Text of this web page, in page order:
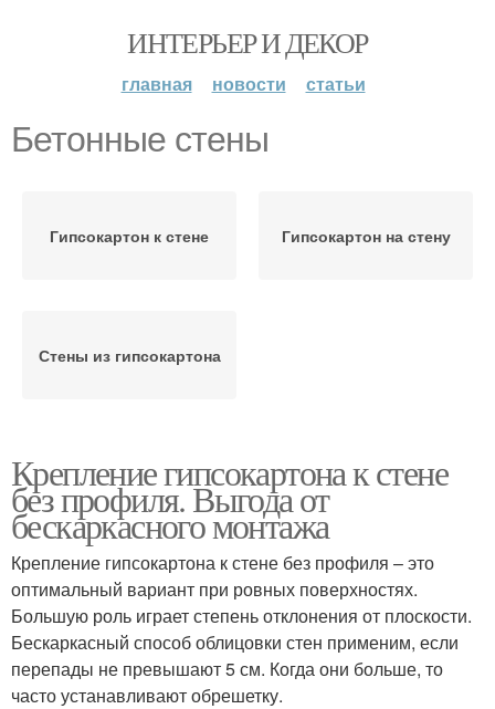
ИНТЕРЬЕР И ДЕКОР
главная новости статьи
Бетонные стены
Гипсокартон к стене Гипсокартон на стену
Стены из гипсокартона
Крепление гипсокартона к стене
без профиля. Выгода от
бескаркасного монтажа
Крепление гипсокартона к стене без профиля – это
оптимальный вариант при ровных поверхностях.
Большую роль играет степень отклонения от плоскости.
Бескаркасный способ облицовки стен применим, если
перепады не превышают 5 см. Когда они больше, то
часто устанавливают обрешетку.